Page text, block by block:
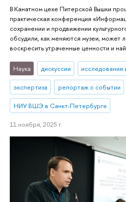
В Канатном цехе Питерской Вышки
практическая конференция
сохранении и продвижении
обсудили, как меняются музеи, может
воскресить утраченные ценности и
Наука дискуссии исследования
экспертиза репортаж о событии
НИУ ВШЭ в Санкт-Петербурге
11 ноября, 2025 г.